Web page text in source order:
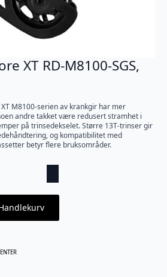
XT RD-M8100-SGS,
XT M8100-serien av krankgir har mer
andre takket være redusert stramhet i
på trinsedekselet. Større 13T-trinser gir
og kompatibilitet med
betyr flere bruksområder.